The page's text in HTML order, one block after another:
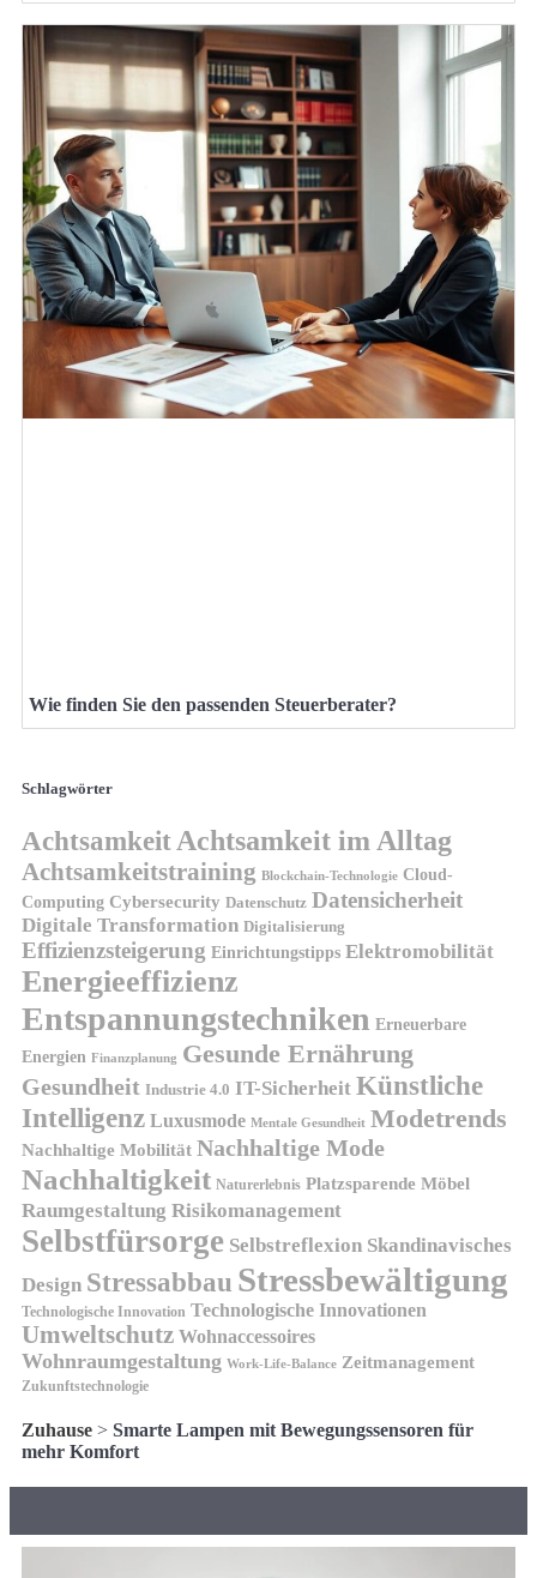
Wie finden Sie den passenden Steuerberater?
Schlagwörter
AchtsamkeitAchtsamkeit im Alltag
Achtsamkeitstraining Blockchain-Technologie Cloud-
Computing Cybersecurity Datenschutz Datensicherheit
Digitale Transformation Digitalisierung
Effizienzsteigerung Einrichtungstipps Elektromobilität
Energieeffizienz
Entspannungstechniken Erneuerbare
Energien Finanzplanung Gesunde Ernährung
Gesundheit Industrie 4.0 IT-Sicherheit Künstliche
Intelligenz Luxusmode Mentale Gesundheit Modetrends
Nachhaltige Mobilität Nachhaltige Mode
Nachhaltigkeit Naturerlebnis Platzsparende Möbel
Raumgestaltung Risikomanagement
Selbstfürsorge Selbstreflexion Skandinavisches
Design Stressabbau Stressbewältigung
Technologische Innovation Technologische Innovationen
Umweltschutz Wohnaccessoires
Wohnraumgestaltung Work-Life-Balance Zeitmanagement
Zukunftstechnologie
Zuhause > Smarte Lampen mit Bewegungssensoren für
mehr Komfort